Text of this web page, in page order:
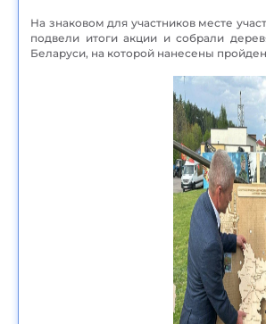
На знаковом для участников месте
подвели итоги акции и собрали
Беларуси, на которой нанесены